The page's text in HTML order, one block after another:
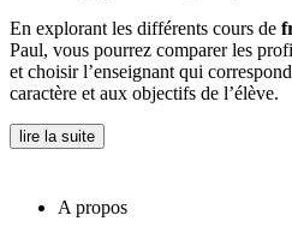
En explorant les différents cours de
Paul, vous pourrez comparer les
et choisir l’enseignant qui
caractère et aux objectifs de l’élève.
lire la suite
A propos